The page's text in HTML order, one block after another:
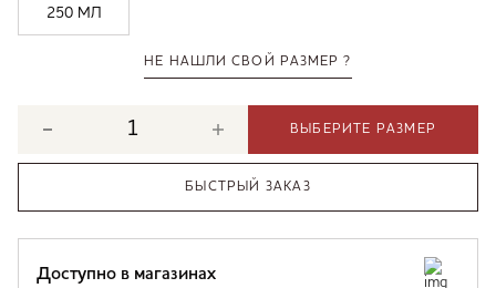
НЕ НАШЛИ СВОЙ РАЗМЕР ?
250 МЛ
ВЫБЕРИТЕ РАЗМЕР
БЫСТРЫЙ ЗАКАЗ
Доступно в магазинах